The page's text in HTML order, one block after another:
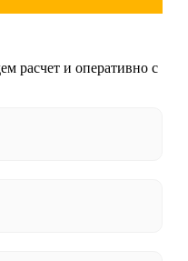
расчет и оперативно с